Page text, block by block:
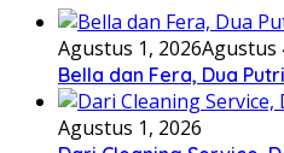
Agustus 1, 2026Agustus
Bella dan Fera, Dua
Agustus 1, 2026